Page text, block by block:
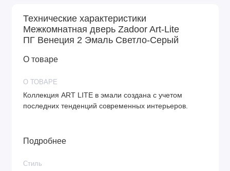
Технические характеристики
Межкомнатная дверь Zadoor Art-Lite
ПГ Венеция 2 Эмаль Светло-Серый
О товаре
О ТОВАРЕ
Коллекция ART LITE в эмали создана с учетом
последних тенденций современных интерьеров.
Подробнее
Стиль